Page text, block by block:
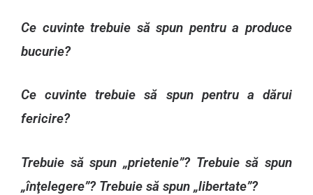
Ce cuvinte trebuie să spun pentru a produce
bucurie?
Ce cuvinte trebuie să spun pentru a dărui
fericire?
Trebuie să spun „prietenie”? Trebuie să spun
„înţelegere”? Trebuie să spun „libertate”?